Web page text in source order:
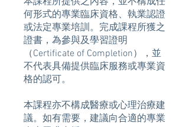
何形式的專業臨床資格、執業認證
或法定專業培訓。完成課程所獲之
證書，為參與及學習證明
（Certificate of Completion），並
不代表具備提供臨床服務或專業資
格的認可。
本課程亦不構成醫療或心理治療建
議。如有需要，建議向合適的專業